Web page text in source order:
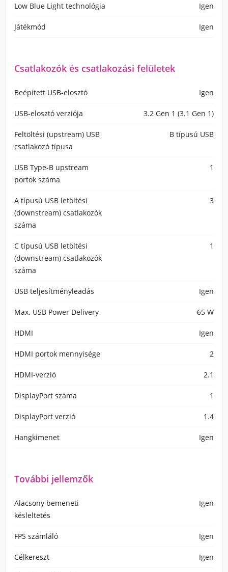
Low Blue Light technológia Igen
Játékmód Igen
Csatlakozók és csatlakozási felületek
Beépített USB-elosztó Igen
USB-elosztó verziója 3.2 Gen 1 (3.1 Gen 1)
Feltöltési (upstream) USB
csatlakozó típusa
B típusú USB
USB Type-B upstream
portok száma
1
A típusú USB letöltési
(downstream) csatlakozók
száma
3
C típusú USB letöltési
(downstream) csatlakozók
száma
1
USB teljesítményleadás Igen
Max. USB Power Delivery 65 W
HDMI Igen
HDMI portok mennyisége 2
HDMI-verzió 2.1
DisplayPort száma 1
DisplayPort verzió 1.4
Hangkimenet Igen
További jellemzők
Alacsony bemeneti
késleltetés
Igen
FPS számláló Igen
Célkereszt Igen